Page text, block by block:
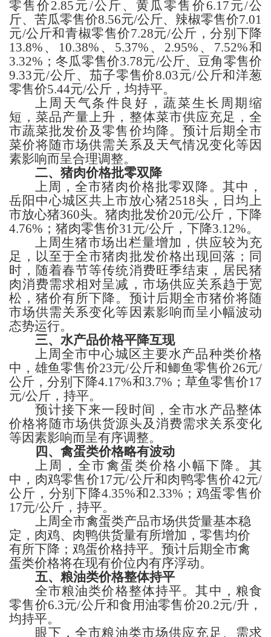
零售价2.85元/公斤、黄瓜 零售价6.17元/公
斤、 苦瓜零售价8.56元/公斤、 辣椒零售价7.01
元/公斤和青椒零售价7.28元/公斤，分别下降
13.8%、10.38%、5.37%、2.95%、7.52%和
3.32%；冬瓜零售价3.78元/公斤、豆角零售价
9.33元/公斤、茄子零售价8.03元/公斤和洋葱
零售价5.44元/公斤， 均持平。
上周天气条件良好，蔬菜生长周期缩
短，菜品产量上升，整体菜市供应充足，全
市蔬菜批发价及零售价均降。预计后期全市
菜价将随市场供需关系及天气情况变化等因
素影响而呈合理调整。
二、猪肉价格批零双降
上周，全市猪肉价格批零双降。其中，
岳阳 中心城区共上市放心猪2518头，日均上
市放心猪360头。 猪肉批发价20元/公斤， 下降
4.76%；猪肉零售价31元/公斤， 下降3.12%。
上周生猪市场出栏量增加，供应较为充
足，以至于全市猪肉批发价格出现回落；同
时，随着春节等传统消费旺季结束，居民猪
肉消费需求相对呈减，市场供应关系趋于宽
松，猪价有所下降。 预计后期全市猪价将随
市场供需关系变化等因素影响而呈小幅波动
态势运行。
三、 水产品价格平降互现
上周全市中心城区主要水产品种类价格
中， 雄鱼零售价23元/公斤和鲫鱼 零售价26元/
公斤，分别下降4.17%和3.7%；草鱼零售价17
元/公斤， 持平。
预计接下来一段时间，全市水产品整体
价格将随市场供货源头及消费需求关系变化
等因素影响而呈有序调整。
四、禽蛋类价格略有波动
上周，全市禽蛋类价格小幅下降 。其
中，肉鸡零售价17元/公斤和肉鸭零售价42元/
公斤， 分别下降4.35%和2.33%；鸡蛋零售价
17元/公斤， 持平。
上周全市禽蛋类产品市场供货量基本稳
定，肉鸡、肉鸭供货量有所增加，零售均价
有所下降；鸡蛋价格持平。 预计后期全市禽
蛋类价格将在现有价位内有序浮动。
五、粮油类价格整体持平
全市粮油类价格整体持平。其中， 粮食
零售价6.3元/公斤和食用油零售价20.2元/升，
均持平。
眼下，全市粮油类市场供应充足、 需求